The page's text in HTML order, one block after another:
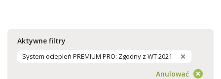
Aktywne filtry
System ociepleń PREMIUM PRO: Zgodny z WT 2021
Anulować